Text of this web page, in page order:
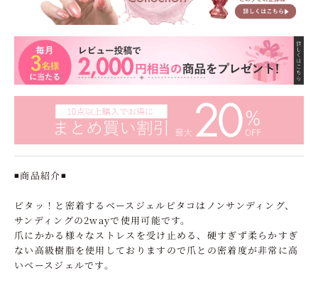
◾️商品紹介◾️
ピタッ！と密着するベースジェルピタコはノンサンディング、
サンディングの2wayで使用可能です。
爪にかかる様々なストレスを受け止める、硬すぎず柔らかすぎ
ない高級樹脂を使用しておりますので爪との密着度が非常に高
いベースジェルです。